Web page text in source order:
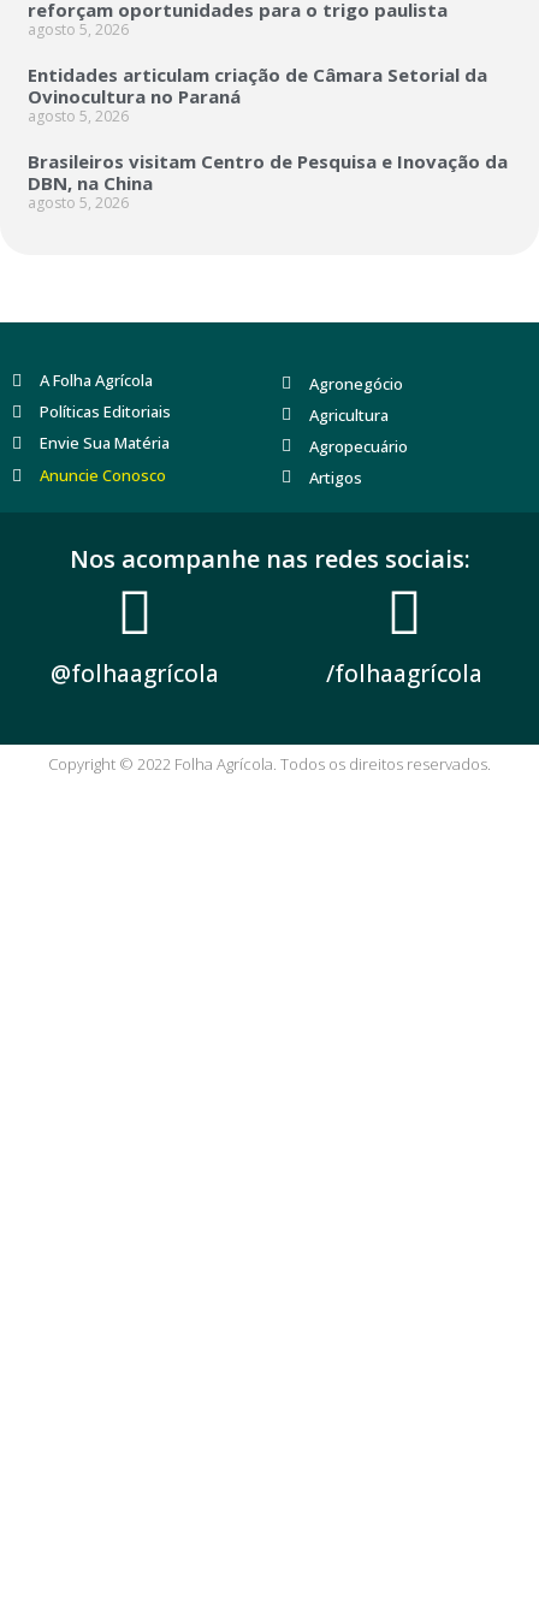
reforçam oportunidades para o trigo paulista
agosto 5, 2026
Entidades articulam criação de Câmara Setorial da
Ovinocultura no Paraná
agosto 5, 2026
Brasileiros visitam Centro de Pesquisa e Inovação da
DBN, na China
agosto 5, 2026
A Folha Agrícola
Políticas Editoriais
Envie Sua Matéria
Anuncie Conosco
Agronegócio
Agricultura
Agropecuário
Artigos
Nos acompanhe nas redes sociais:
@folhaagrícola /folhaagrícola
Copyright © 2022 Folha Agrícola. Todos os direitos reservados.